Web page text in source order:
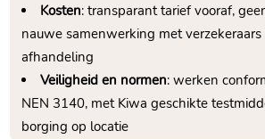
Kosten: transparant tarief vooraf,
nauwe samenwerking met
afhandeling
Veiligheid en normen: werken
NEN 3140, met Kiwa geschikte
borging op locatie